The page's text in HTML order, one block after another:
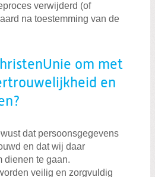
verwijderd (of
na toestemming van de
om met
en
dat persoonsgegevens
en dat wij daar
dienen te gaan.
veilig en zorgvuldig